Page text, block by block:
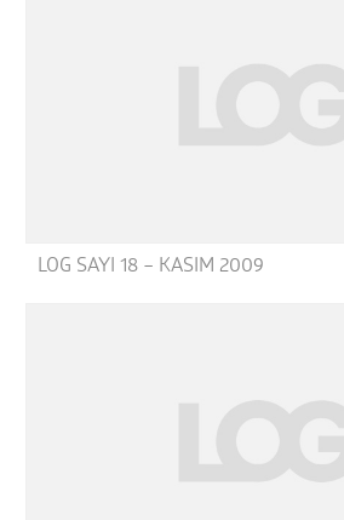
LOG SAYI 18 – KASIM 2009